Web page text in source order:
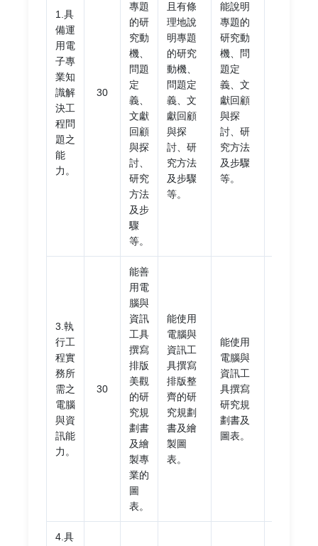
1.具
備運
用電
子專
業知
識解
決工
程問
題之
能
力。
30
專題
的研
究動
機、
問題
定
義、
文獻
回顧
與探
討、
研究
方法
及步
驟
等。
且有條
理地說
明專題
的研究
動機、
問題定
義、文
獻回顧
與探
討、研
究方法
及步驟
等。
能說明
專題的
研究動
機、問
題定
義、文
獻回顧
與探
討、研
究方法
及步驟
等。
3.執
行工
程實
務所
需之
電腦
與資
訊能
力。
30
能善
用電
腦與
資訊
工具
撰寫
排版
美觀
的研
究規
劃書
及繪
製專
業的
圖
表。
能使用
電腦與
資訊工
具撰寫
排版整
齊的研
究規劃
書及繪
製圖
表。
能使用
電腦與
資訊工
具撰寫
研究規
劃書及
圖表。
4.具